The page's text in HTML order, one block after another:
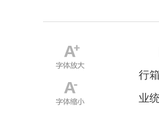
行
业